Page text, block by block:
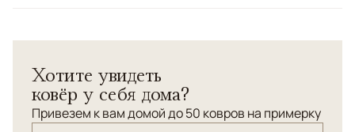
Иране, в традиционном центре ковроткачества
Керман. Производство осуществляется на
современном высокотехнологичном станке, что
Хотите увидеть
ковёр у себя дома?
Привезем к вам домой до 50 ковров на примерку